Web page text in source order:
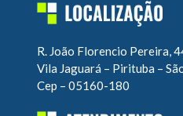
R. João Florencio Pereira,
Vila Jaguará – Pirituba –
Cep – 05160-180